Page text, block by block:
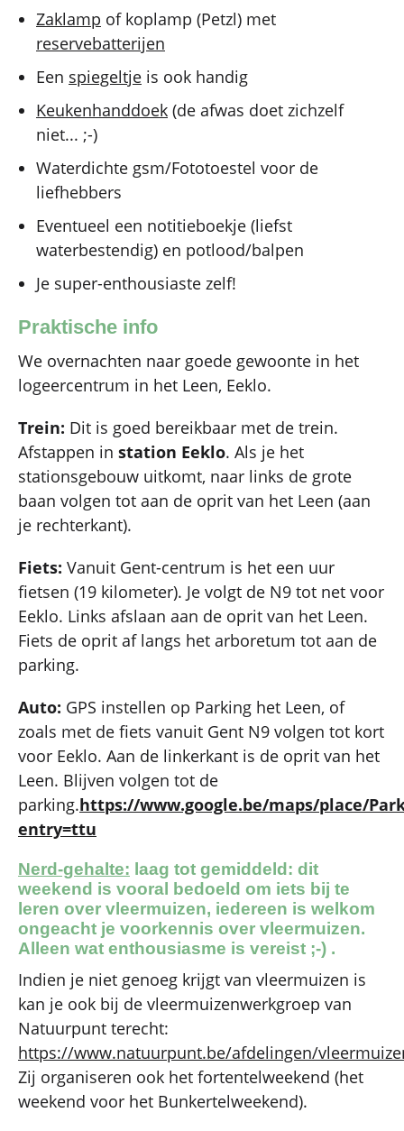
Zaklamp of koplamp (Petzl) met
reservebatterijen
Een spiegeltje is ook handig
Keukenhanddoek (de afwas doet zichzelf
niet... ;-)
Waterdichte gsm/Fototoestel voor de
liefhebbers
Eventueel een notitieboekje (liefst
waterbestendig) en potlood/balpen
Je super-enthousiaste zelf!
Praktische info
We overnachten naar goede gewoonte in het
logeercentrum in het Leen, Eeklo.
Trein: Dit is goed bereikbaar met de trein.
Afstappen in station Eeklo. Als je het
stationsgebouw uitkomt, naar links de grote
baan volgen tot aan de oprit van het Leen (aan
je rechterkant).
Fiets: Vanuit Gent-centrum is het een uur
fietsen (19 kilometer). Je volgt de N9 tot net voor
Eeklo. Links afslaan aan de oprit van het Leen.
Fiets de oprit af langs het arboretum tot aan de
parking.
Auto: GPS instellen op Parking het Leen, of
zoals met de fiets vanuit Gent N9 volgen tot kort
voor Eeklo. Aan de linkerkant is de oprit van het
Leen. Blijven volgen tot de
parking.https://www.google.be/maps/place/
entry=ttu
Nerd-gehalte: laag tot gemiddeld: dit
weekend is vooral bedoeld om iets bij te
leren over vleermuizen, iedereen is welkom
ongeacht je voorkennis over vleermuizen.
Alleen wat enthousiasme is vereist ;-) .
Indien je niet genoeg krijgt van vleermuizen is
kan je ook bij de vleermuizenwerkgroep van
Natuurpunt terecht:
https://www.natuurpunt.be/afdelingen/
Zij organiseren ook het fortentelweekend (het
weekend voor het Bunkertelweekend).